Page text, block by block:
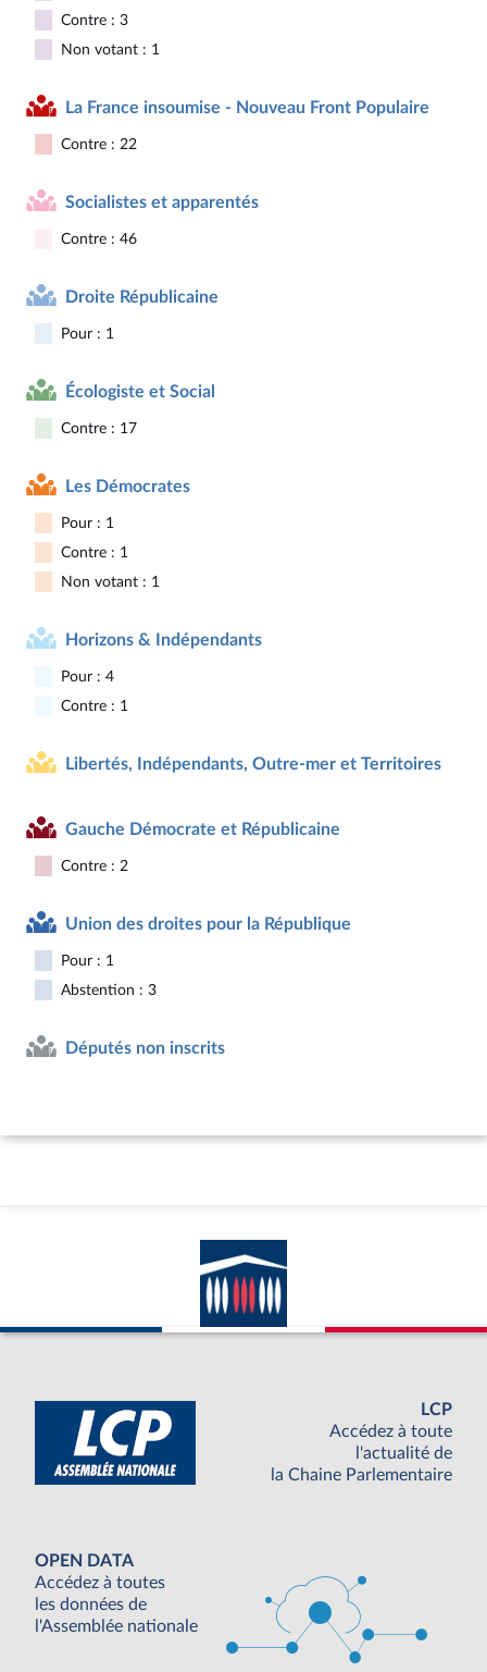
Contre : 3
Non votant : 1
La France insoumise - Nouveau Front Populaire
Contre : 22
Socialistes et apparentés
Contre : 46
Droite Républicaine
Pour : 1
Écologiste et Social
Contre : 17
Les Démocrates
Pour : 1
Contre : 1
Non votant : 1
Horizons & Indépendants
Pour : 4
Contre : 1
Libertés, Indépendants, Outre-mer et Territoires
Gauche Démocrate et Républicaine
Contre : 2
Union des droites pour la République
Pour : 1
Abstention : 3
Députés non inscrits
LCP
Accédez à toute
l'actualité de
la Chaine Parlementaire
OPEN DATA
Accédez à toutes
les données de
l'Assemblée nationale